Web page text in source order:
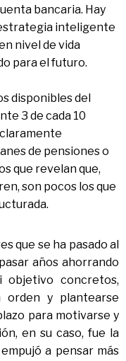
bancaria. Hay
inteligente
nivel de vida
para el futuro.
disponibles del
3 de cada 10
de pensiones o
que revelan que,
son pocos los que
que se ha pasado al
años ahorrando
concretos,
orden y plantearse
para motivarse y
en su caso, fue la
a pensar más